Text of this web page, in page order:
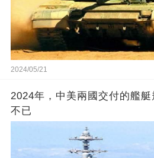
2024/05/21
2024年，中美兩國交付的艦
不已